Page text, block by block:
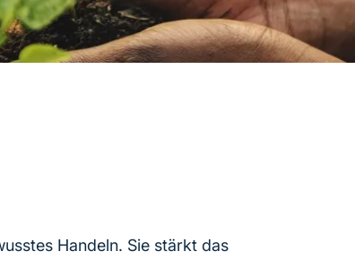
Handeln. Sie stärkt das